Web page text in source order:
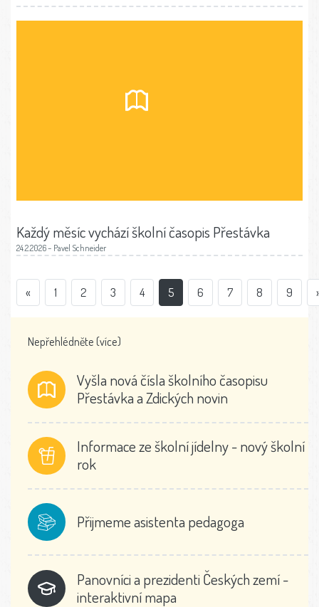
Každý měsíc vychází školní časopis Přestávka
24.2.2026 – Pavel Schneider
« 1 2 3 4 5 6 7 8 9
Nepřehlédněte (více)
Vyšla nová čísla školního časopisu
Přestávka a Zdických novin
Informace ze školní jídelny - nový školní
rok
Přijmeme asistenta pedagoga
Panovníci a prezidenti Českých zemí -
interaktivní mapa